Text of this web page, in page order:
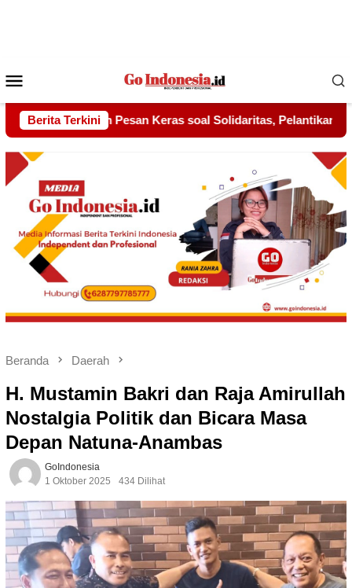
Mobile
Berita Terkini
Pelantikan Sambang Gagak Hitam Jadi Sinyal
Beranda Daerah
H. Mustamin Bakri dan Raja Amirullah
Nostalgia Politik dan Bicara Masa
Depan Natuna-Anambas
GoIndonesia
1 Oktober 2025
434 Dilihat